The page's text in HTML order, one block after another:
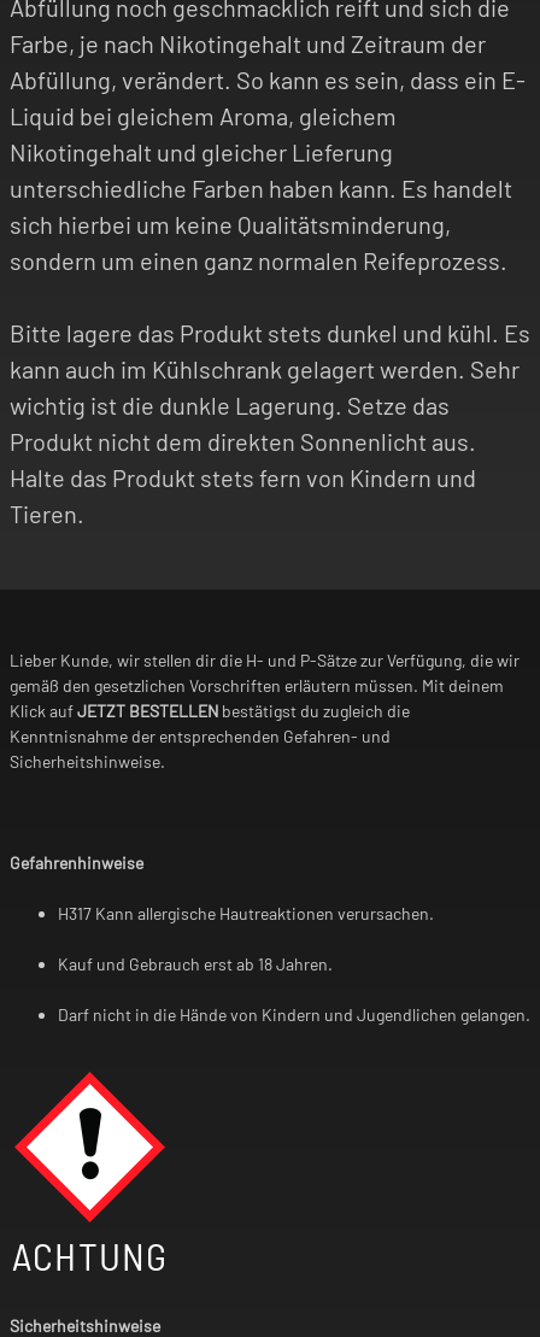
Abfüllung noch geschmacklich reift und sich die
Farbe, je nach Nikotingehalt und Zeitraum der
Abfüllung, verändert. So kann es sein, dass ein E-
Liquid bei gleichem Aroma, gleichem
Nikotingehalt und gleicher Lieferung
unterschiedliche Farben haben kann. Es handelt
sich hierbei um keine Qualitätsminderung,
sondern um einen ganz normalen Reifeprozess.
Bitte lagere das Produkt stets dunkel und kühl. Es
kann auch im Kühlschrank gelagert werden. Sehr
wichtig ist die dunkle Lagerung. Setze das
Produkt nicht dem direkten Sonnenlicht aus.
Halte das Produkt stets fern von Kindern und
Tieren.
Lieber Kunde, wir stellen dir die H- und P-Sätze zur Verfügung, die wir
gemäß den gesetzlichen Vorschriften erläutern müssen. Mit deinem
Klick aufJETZT BESTELLEN bestätigst du zugleich die
Kenntnisnahme der entsprechenden Gefahren- und
Sicherheitshinweise.
Gefahrenhinweise
H317 Kann allergische Hautreaktionen verursachen.
Kauf und Gebrauch erst ab 18 Jahren.
Darf nicht in die Hände von Kindern und Jugendlichen gelangen.
ACHTUNG
Sicherheitshinweise